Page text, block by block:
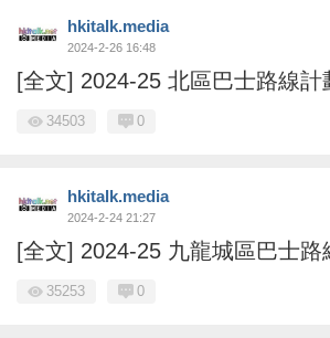
hkitalk.media
2024-2-26 16:48
[全文] 2024-25 北區巴士路線計
34503 0
hkitalk.media
2024-2-24 21:27
[全文] 2024-25 九龍城區巴士路
35253 0